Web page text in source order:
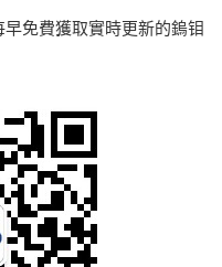
免費獲取實時更新的鎢钼